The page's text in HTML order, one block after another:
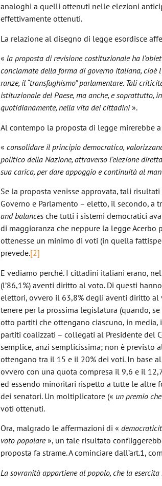
analoghi a quelli ottenuti nelle elezioni
effettivamente ottenuti.
La relazione al disegno di legge esordisce
«la propo­sta di revisione costituzionale ha
conclamate della forma di go­verno italiana, cioè
ranze, il “transfughismo” parlamentare. Tali
istituzionale del Paese, ma anche, e soprattutto,
quotidianamente, nella vita dei citta­dini».
Al contempo la
«consolidare il principio democratico,
politico della Na­zione, attraverso l’elezione
sua carica, per dare appog­gio e continuità al
Se la proposta venisse approvata, tali
Governo e Parlamento – eletto, il secondo,
and balances che tutti i sistemi democratici
di maggioranza che neppure la legge
ottenesse un minimo di voti (in quella
prevede.[2]
E vediamo perché. I cittadini italiani erano,
(l’86,1%) aventi diritto al voto. Di questi
elettori, ovvero il 63,8% degli aventi diritto
tenere per la prossima legislatura (quando,
otto partiti che ottengano ciascuno, in media,
partiti coalizzati – collegati al Presidente del
semplice, anzi semplicissima; non è previsto
ottengano tra il 15 e il 20% dei voti. In base
ovvero con una quota compresa il 9,6 e il
ed essendo minoritari rispetto a tutte le altre
dei senatori. Un moltiplicatore (« un premio
voti ottenuti.
Ora, malgrado le affermazioni di «
voto popolare», un tale risultato
proposta fa strame. A cominciare dall’art.1,
La sovranità appartiene al popolo, che la